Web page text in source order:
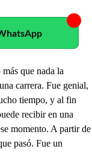
que nada la
carrera. Fue genial,
tiempo, y al fin
recibir en una
momento. A partir de
pasó. Fue un